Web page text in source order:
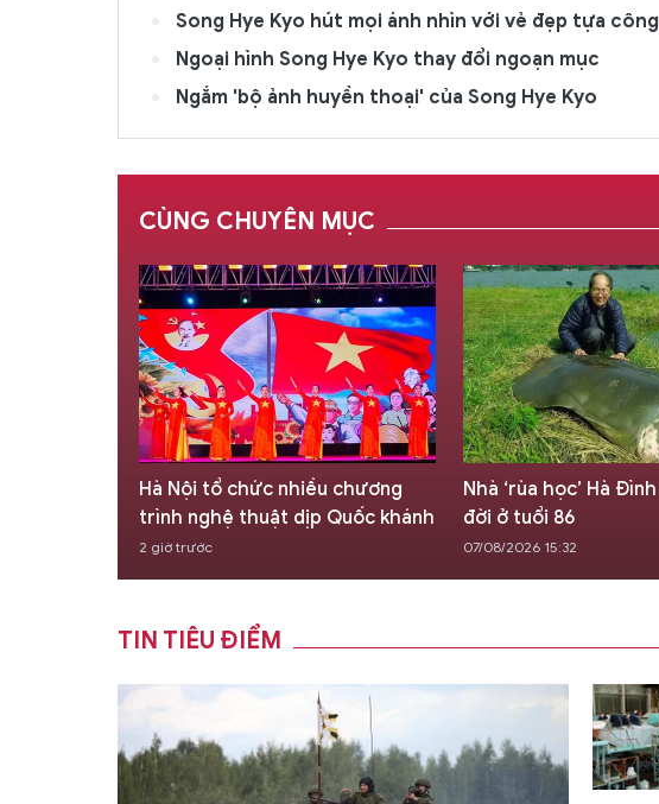
Song Hye Kyo hút mọi ánh nhìn với vẻ đẹp tựa
Ngoại hình Song Hye Kyo thay đổi ngoạn mục
Ngắm 'bộ ảnh huyền thoại' của Song Hye Kyo
CÙNG CHUYÊN MỤC
Nhà ‘rùa học’ Hà Đình Đức qua
đời ở tuổi 86
07/08/2026 15:32
XSMB 7/8 - Kết quả
Bắc hôm nay ngày 7/
07/08/2026 10:47
TIN TIÊU ĐIỂM